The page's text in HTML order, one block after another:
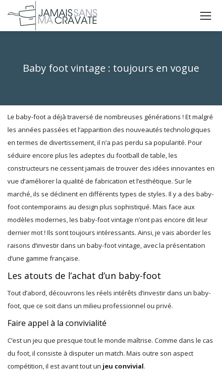
page
dans
page
dans
page
dans
Baby foot vintage : toujours en vogue
Le baby-foot a déjà traversé de nombreuses générations ! Et malgré
les années passées et l’apparition des nouveautés technologiques
en termes de divertissement, il n’a pas perdu sa popularité. Pour
séduire encore plus les adeptes du football de table, les
constructeurs ne cessent jamais de trouver des idées innovantes en
vue d’améliorer la qualité de fabrication et l’esthétique. Sur le
marché, ils se déclinent en différents types de styles. Il y a des baby-
foot contemporains au design plus sophistiqué. Mais face aux
modèles modernes, les baby-foot vintage n’ont pas encore dit leur
dernier mot ! Ils sont toujours intéressants. Ainsi, je vais aborder les
raisons d’investir dans un baby-foot vintage, avec la présentation
d’une gamme française.
Les atouts de l’achat d’un baby-foot
Tout d’abord, découvrons les réels intérêts d’investir dans un baby-
foot, que ce soit dans un milieu professionnel ou privé.
Faire appel à la convivialité
C’est un jeu que presque tout le monde maîtrise. Comme dans le cas
du foot, il consiste à disputer un match. Mais outre son aspect
compétition, il est avant tout un jeu convivial.